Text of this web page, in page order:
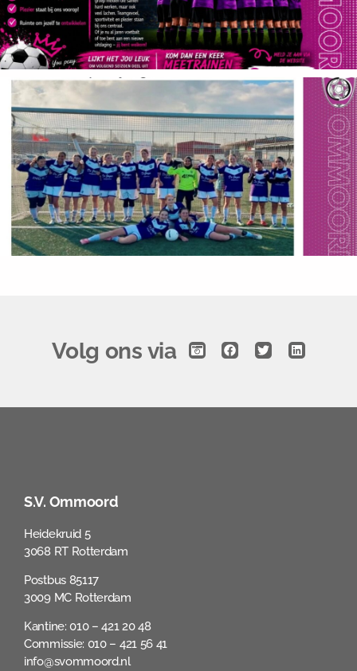
Volg ons via
S.V. Ommoord
Heidekruid 5
3068 RT Rotterdam
Postbus 85117
3009 MC Rotterdam
Kantine: 010 – 421 20 48
Commissie: 010 – 421 56 41
info@svommoord.nl